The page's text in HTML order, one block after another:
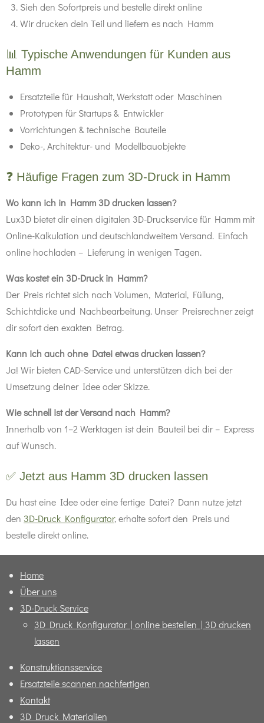
Sieh den Sofortpreis und bestelle direkt online
Wir drucken dein Teil und liefern es nach Hamm
📊 Typische Anwendungen für Kunden aus
Hamm
Ersatzteile für Haushalt, Werkstatt oder Maschinen
Prototypen für Startups & Entwickler
Vorrichtungen & technische Bauteile
Deko-, Architektur- und Modellbauobjekte
❓ Häufige Fragen zum 3D-Druck in Hamm
Wo kann ich in Hamm 3D drucken lassen?
Lux3D bietet dir einen digitalen 3D-Druckservice für Hamm mit
Online-Kalkulation und deutschlandweitem Versand. Einfach
online hochladen – Lieferung in wenigen Tagen.
Was kostet ein 3D-Druck in Hamm?
Der Preis richtet sich nach Volumen, Material, Füllung,
Schichtdicke und Nachbearbeitung. Unser Preisrechner zeigt
dir sofort den exakten Betrag.
Kann ich auch ohne Datei etwas drucken lassen?
Ja! Wir bieten CAD-Service und unterstützen dich bei der
Umsetzung deiner Idee oder Skizze.
Wie schnell ist der Versand nach Hamm?
Innerhalb von 1–2 Werktagen ist dein Bauteil bei dir – Express
auf Wunsch.
✅ Jetzt aus Hamm 3D drucken lassen
Du hast eine Idee oder eine fertige Datei? Dann nutze jetzt
den 3D-Druck Konfigurator, erhalte sofort den Preis und
bestelle direkt online.
Home
Über uns
3D-Druck Service
3D Druck Konfigurator | online bestellen | 3D drucken
lassen
Konstruktionsservice
Ersatzteile scannen nachfertigen
Kontakt
3D Druck Materialien